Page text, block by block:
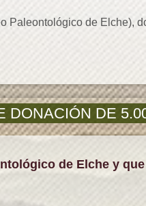
Paleontológico de Elche),
DE
de Elche y que